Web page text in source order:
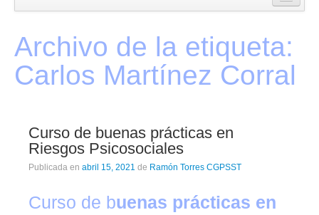
¿Que es el Consejo?
Estatutos
Junta directiva del CGPSST
Asamblea general CGPSST
Archivo de la etiqueta:
Carlos Martínez Corral
Curso de buenas prácticas en
Riesgos Psicosociales
Publicada en abril 15, 2021 de Ramón Torres CGPSST
Curso de buenas prácticas en